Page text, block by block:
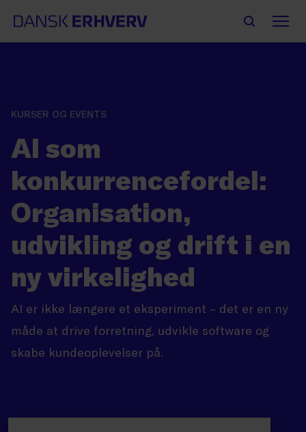
KURSER OG EVENTS
AI som
konkurrencefordel:
Organisation,
udvikling og drift i en
ny virkelighed
AI er ikke længere et eksperiment – det er en ny
måde at drive forretning, udvikle software og
skabe kundeoplevelser på.